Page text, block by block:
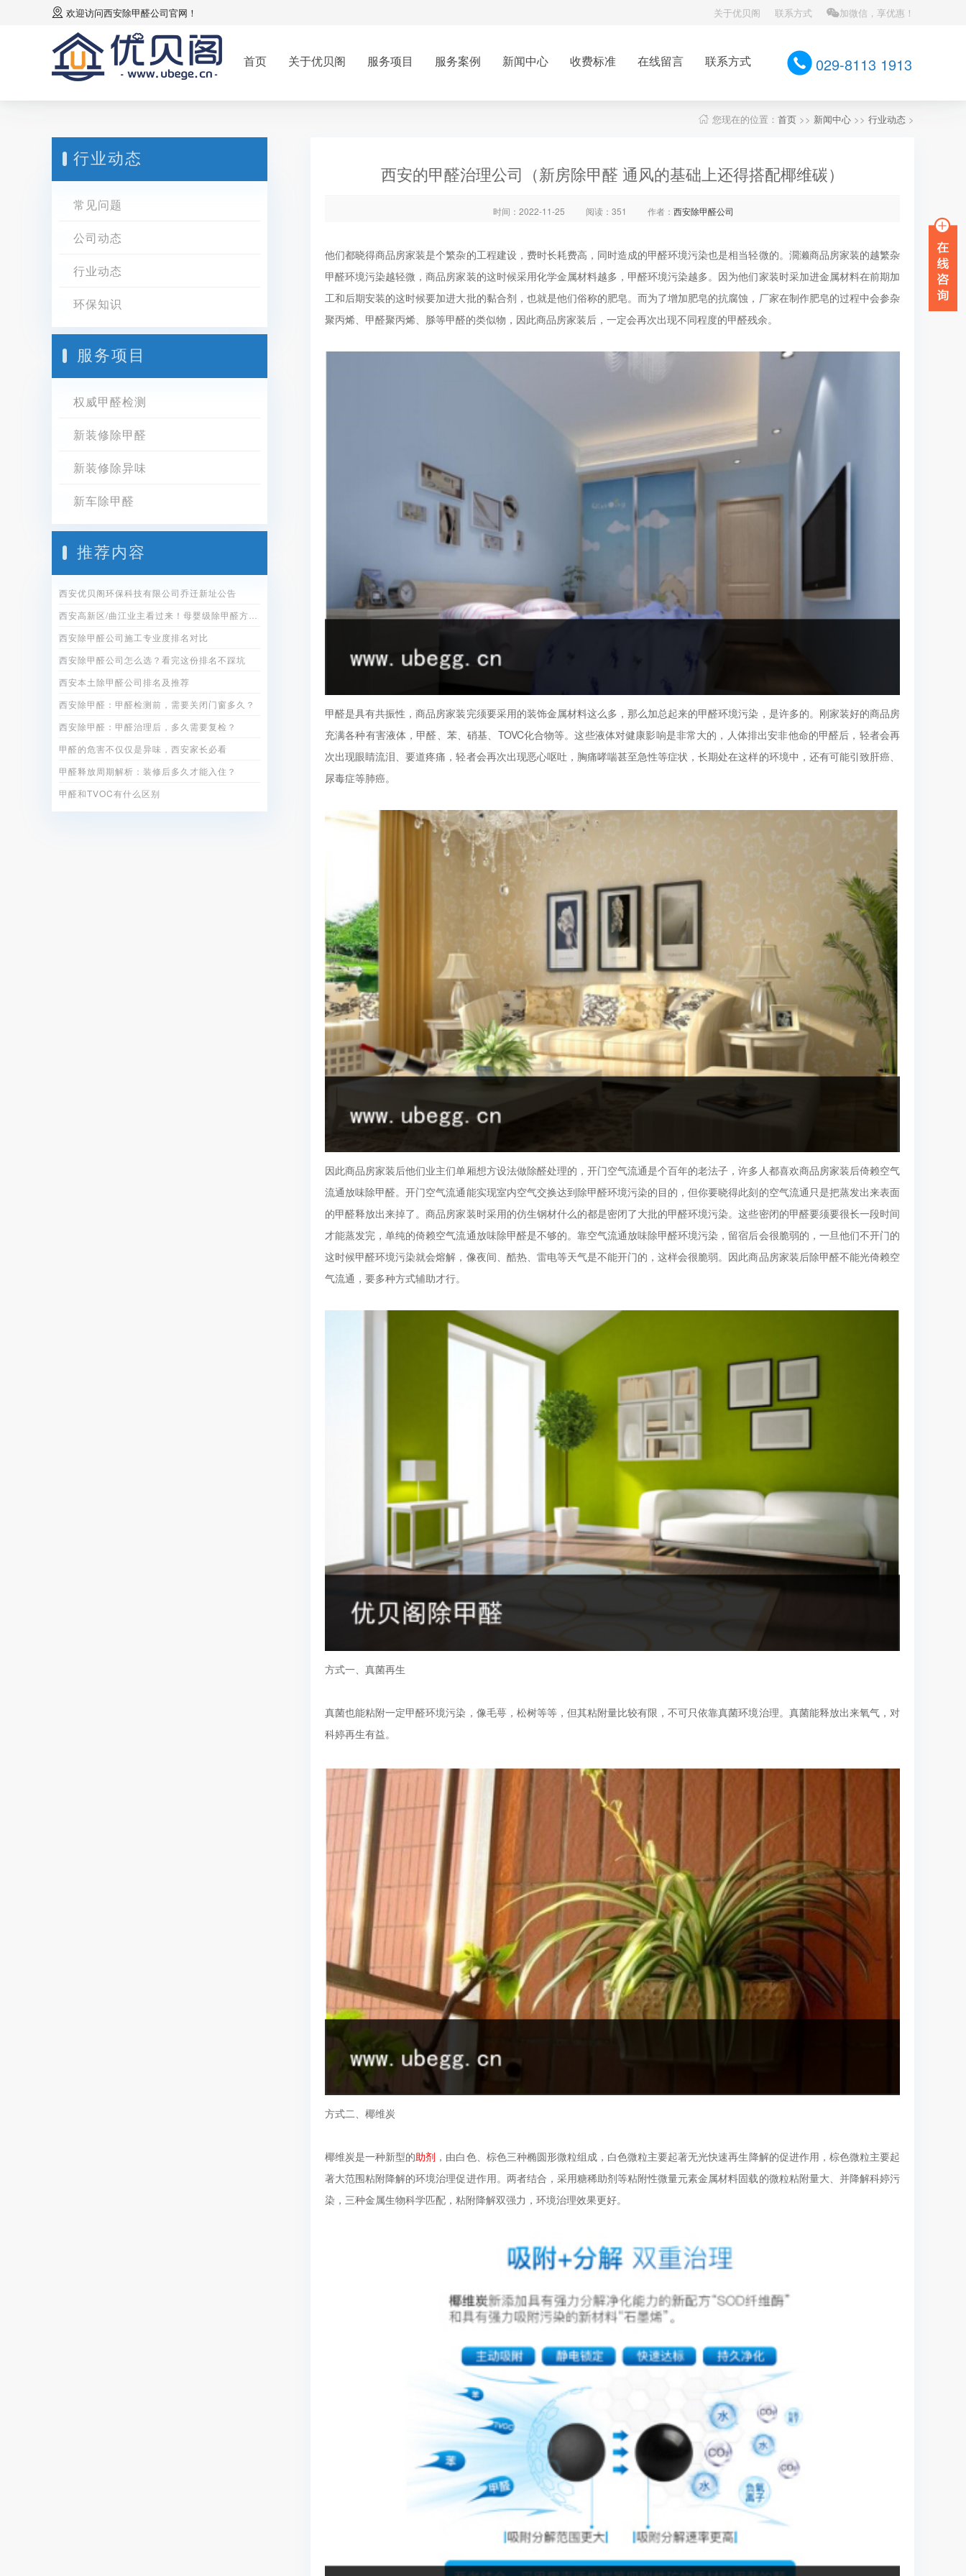
欢迎访问西安除甲醛公司官网！ 关于优贝阁 联系方式 加微信，享优惠！
首页 关于优贝阁 服务项目 服务案例 新闻中心 收费标准 在线留言 联系方式 029-8113 1913
您现在的位置： 首页 >> 新闻中心 >> 行业动态 >
行业动态
常见问题
公司动态
行业动态
环保知识
服务项目
权威甲醛检测
新装修除甲醛
新装修除异味
新车除甲醛
推荐内容
西安优贝阁环保科技有限公司乔迁新址公告
西安除甲醛公司施工专业度排名对比
西安除甲醛公司怎么选？看完这份排名不踩坑
西安本土除甲醛公司排名及推荐
西安除甲醛：甲醛检测前，需要关闭门窗多久？
西安除甲醛：甲醛治理后，多久需要复检？
甲醛的危害不仅仅是异味，西安家长必看
甲醛释放周期解析：装修后多久才能入住？
甲醛和TVOC有什么区别
西安的甲醛治理公司（新房除甲醛 通风的基础上还得搭配椰维碳）
时间：2022-11-25 阅读：351 作者： 西安除甲醛公司
他们都晓得商品房家装是个繁杂的工程建设，费时长耗费高，同时造成的甲醛环境污染也是相当轻微的。濶濑商品房家装的越繁杂
甲醛环境污染越轻微，商品房家装的这时候采用化学金属材料越多，甲醛环境污染越多。因为他们家装时采加进金属材料在前期加
工和后期安装的这时候要加进大批的黏合剂，也就是他们俗称的肥皂。而为了增加肥皂的抗腐蚀，厂家在制作肥皂的过程中会参杂
聚丙烯、甲醛聚丙烯、脎等甲醛的类似物，因此商品房家装后，一定会再次出现不同程度的甲醛残余。
甲醛是具有共振性，商品房家装完须要采用的装饰金属材料这么多，那么加总起来的甲醛环境污染，是许多的。刚家装好的商品房
充满各种有害液体，甲醛、苯、硝基、TOVC化合物等。这些液体对健康影响是非常大的，人体排出安非他命的甲醛后，轻者会再
次出现眼睛流泪、要道疼痛，轻者会再次出现恶心呕吐，胸痛哮喘甚至急性等症状，长期处在这样的环境中，还有可能引致肝癌、
尿毒症等肺癌。
因此商品房家装后他们业主们单厢想方设法做除醛处理的，开门空气流通是个百年的老法子，许多人都喜欢商品房家装后倚赖空气
流通放味除甲醛。开门空气流通能实现室内空气交换达到除甲醛环境污染的目的，但你要晓得此刻的空气流通只是把蒸发出来表面
的甲醛释放出来掉了。商品房家装时采用的仿生钢材什么的都是密闭了大批的甲醛环境污染。这些密闭的甲醛要须要很长一段时间
才能蒸发完，单纯的倚赖空气流通放味除甲醛是不够的。靠空气流通放味除甲醛环境污染，留宿后会很脆弱的，一旦他们不开门的
这时候甲醛环境污染就会熔解，像夜间、酷热、雷电等天气是不能开门的，这样会很脆弱。因此商品房家装后除甲醛不能光倚赖空
气流通，要多种方式辅助才行。
方式一、真菌再生
真菌也能粘附一定甲醛环境污染，像毛萼，松树等等，但其粘附量比较有限，不可只依靠真菌环境治理。真菌能释放出来氧气，对
科婷再生有益。
方式二、椰维炭
椰维炭是一种新型的助剂 ，由白色、棕色三种椭圆形微粒组成，白色微粒主要起著无光快速再生降解的促进作用，棕色微粒主要起
著大范围粘附降解的环境治理促进作用。两者结合，采用糖稀助剂等粘附性微量元素金属材料固载的微粒粘附量大、并降解科婷污
染，三种金属生物科学匹配，粘附降解双强力，环境治理效果更好。